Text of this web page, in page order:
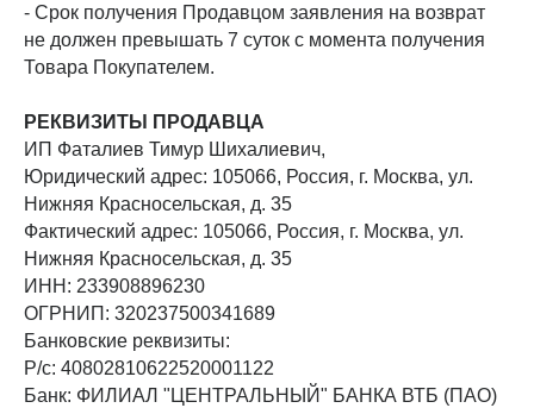
- Срок получения Продавцом заявления на возврат
не должен превышать 7 суток с момента получения
Товара Покупателем.
РЕКВИЗИТЫ ПРОДАВЦА
ИП Фаталиев Тимур Шихалиевич,
Юридический адрес: 105066, Россия, г. Москва, ул.
Нижняя Красносельская, д. 35
Фактический адрес: 105066, Россия, г. Москва, ул.
Нижняя Красносельская, д. 35
ИНН: 233908896230
ОГРНИП: 320237500341689
Банковские реквизиты:
P/c: 40802810622520001122
Банк: ФИЛИАЛ "ЦЕНТРАЛЬНЫЙ" БАНКА ВТБ (ПАО)